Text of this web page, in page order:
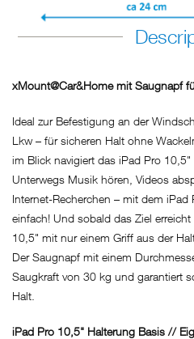
xMount@Car&Home mit Saugnapf
Ideal zur Befestigung an der
Lkw – für sicheren Halt ohne
im Blick navigiert das iPad Pro 10,5"
Unterwegs Musik hören, Videos
Internet-Recherchen – mit dem
einfach! Und sobald das Ziel
10,5" mit nur einem Griff aus der
Der Saugnapf mit einem
Saugkraft von 30 kg und garantiert
Halt.
iPad Pro 10,5" Halterung Basis //